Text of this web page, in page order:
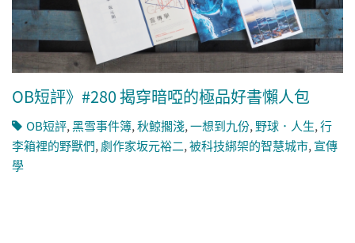
OB短評》#280 揭穿暗啞的極品好書懶人包
OB短評,黑雪事件簿,秋鯨擱淺,一想到九份,野球．人生,行
李箱裡的野獸們,劇作家坂元裕二,被科技綁架的智慧城市,宣傳
學